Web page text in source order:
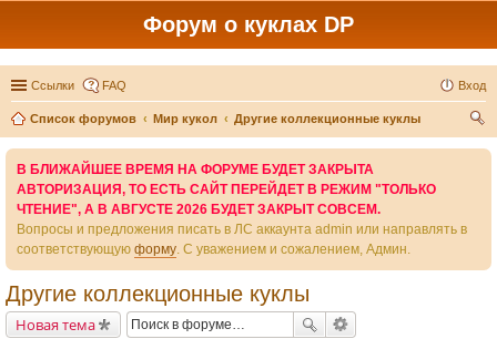
Форум о куклах DP
Ссылки FAQ Вход
Список форумов Мир кукол
Другие коллекционные куклы
В БЛИЖАЙШЕЕ ВРЕМЯ НА ФОРУМЕ БУДЕТ ЗАКРЫТА
АВТОРИЗАЦИЯ, ТО ЕСТЬ САЙТ ПЕРЕЙДЕТ В РЕЖИМ "ТОЛЬКО
ЧТЕНИЕ", А В АВГУСТЕ 2026 БУДЕТ ЗАКРЫТ СОВСЕМ.
Вопросы и предложения писать в ЛС аккаунта admin или направлять в
соответствующую форму. С уважением и сожалением, Админ.
Другие коллекционные куклы
Новая тема